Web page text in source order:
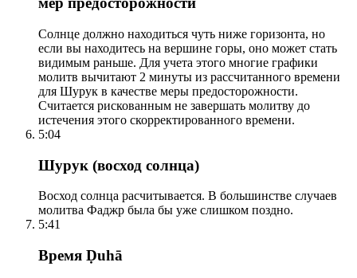
Солнце должно находиться чуть ниже горизонта, но
если вы находитесь на вершине горы, оно может стать
видимым раньше. Для учета этого многие графики
молитв вычитают 2 минуты из рассчитанного времени
для Шурук в качестве меры предосторожности.
Считается рискованным не завершать молитву до
истечения этого скорректированного времени.
5:04
Шурук (восход солнца)
Восход солнца расчитывается. В большинстве случаев
молитва Фаджр была бы уже слишком поздно.
5:41
Время Ḍuhā